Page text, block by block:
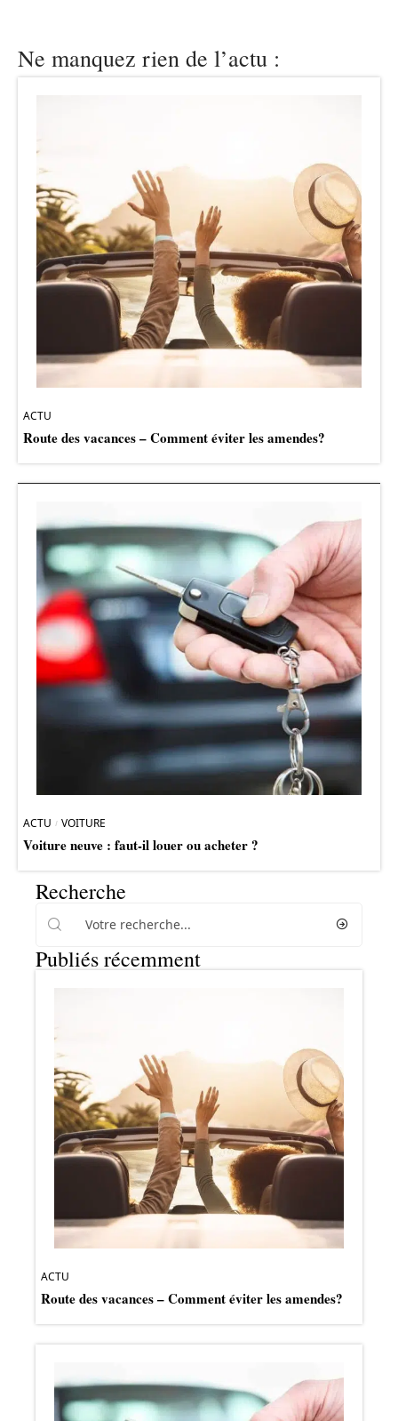
Ne manquez rien de l’actu :
ACTU
Route des vacances – Comment éviter les amendes?
ACTU VOITURE
Voiture neuve : faut-il louer ou acheter ?
Recherche
Publiés récemment
ACTU
Route des vacances – Comment éviter les amendes?